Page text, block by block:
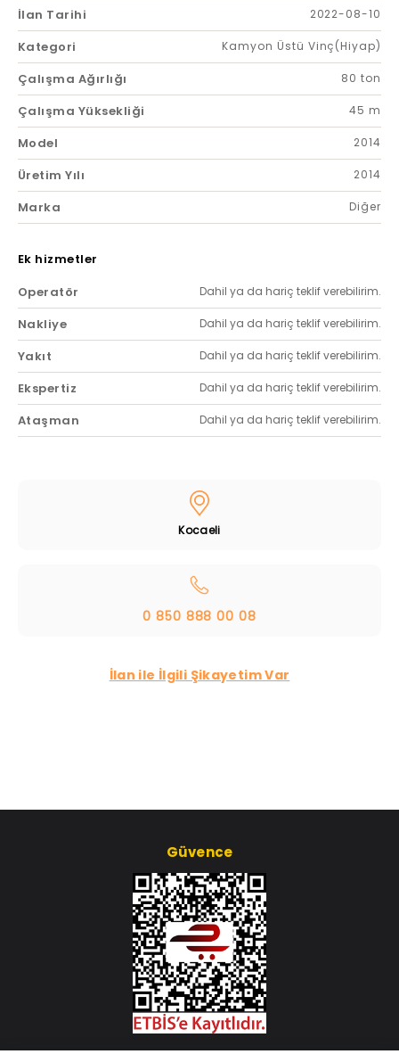
İlan Tarihi 2022-08-10
Kategori Kamyon Üstü Vinç(Hiyap)
Çalışma Ağırlığı 80 ton
Çalışma Yüksekliği 45 m
Model 2014
Üretim Yılı 2014
Marka Diğer
Ek hizmetler
Operatör
Dahil ya da hariç teklif verebilirim.
Nakliye Dahil ya da hariç teklif verebilirim.
Yakıt Dahil ya da hariç teklif verebilirim.
Ekspertiz Dahil ya da hariç teklif verebilirim.
Ataşman Dahil ya da hariç teklif verebilirim.
Kocaeli
0 850 888 00 08
İlan ile İlgili Şikayetim Var
Güvence